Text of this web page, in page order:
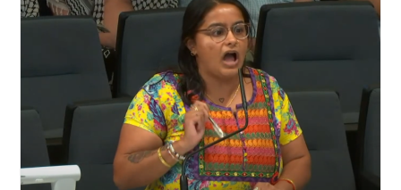
संसाधनों
और
सामाजिक
विश्व
जनसंख्या
दिवस
का
क्या
मतलब
है